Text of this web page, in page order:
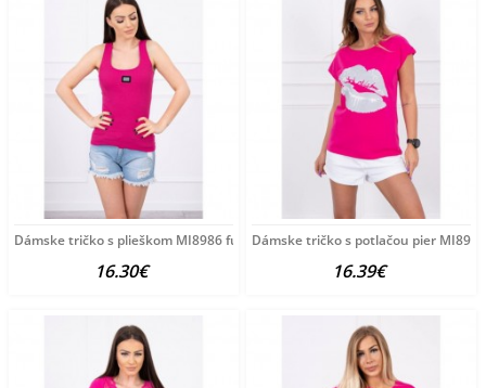
Dámske tričko s plieškom MI8986 fuchsia, Uni, Fuchsia
16.30€
Dámske tričko s potlačou pier
16.39€